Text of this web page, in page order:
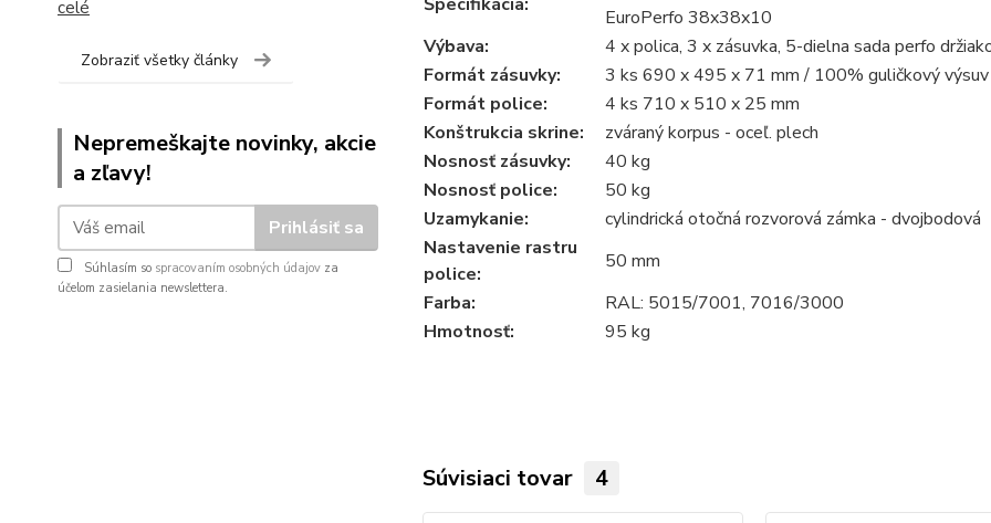
celé
Zobraziť všetky články
Nepremeškajte novinky, akcie
a zľavy!
Prihlásiť sa
Súhlasím so spracovaním osobných údajov za
účelom zasielania newslettera.
EuroPerfo 38x38x10
Výbava:
4 x polica, 3 x zásuvka, 5-dielna sada perfo
Formát zásuvky:
3 ks 690 x 495 x 71 mm / 100% guličkový výsuv
Formát police:
4 ks 710 x 510 x 25 mm
Konštrukcia skrine:
zváraný korpus - oceľ. plech
Nosnosť zásuvky:
40 kg
Nosnosť police:
50 kg
Uzamykanie:
cylindrická otočná rozvorová zámka - dvojbodová
Nastavenie rastru
police:
50 mm
Farba:
RAL: 5015/7001, 7016/3000
Hmotnosť:
95 kg
Súvisiaci tovar 4